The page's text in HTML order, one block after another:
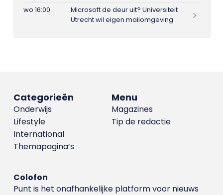
wo 16:00
Microsoft de deur uit? Universiteit
Utrecht wil eigen mailomgeving
Menu
Magazines
Tip de redactie
Categorieën
Onderwijs
Lifestyle
International
Themapagina’s
Colofon
Punt is het onafhankelijke platform voor nieuws